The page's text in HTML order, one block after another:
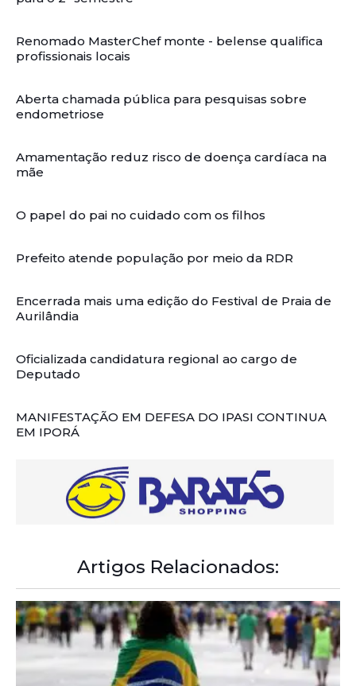
Renomado MasterChef monte - belense qualifica
profissionais locais
Aberta chamada pública para pesquisas sobre
endometriose
Amamentação reduz risco de doença cardíaca na
mãe
O papel do pai no cuidado com os filhos
Prefeito atende população por meio da RDR
Encerrada mais uma edição do Festival de Praia de
Aurilândia
Oficializada candidatura regional ao cargo de
Deputado
MANIFESTAÇÃO EM DEFESA DO IPASI CONTINUA
EM IPORÁ
Artigos Relacionados: